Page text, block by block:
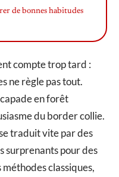
de bonnes habitudes
compte trop tard :
ne règle pas tout.
en forêt
du border collie.
traduit vite par des
surprenants pour des
classiques,